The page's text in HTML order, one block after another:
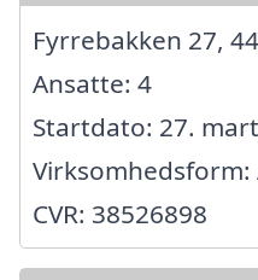
Fyrrebakken 27,
Ansatte: 4
Startdato: 27.
Virksomhedsform:
CVR: 38526898